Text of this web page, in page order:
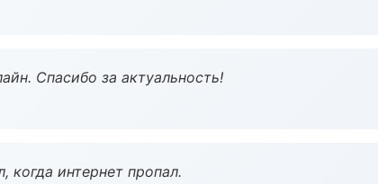
Спасибо за актуальность!
когда интернет пропал.